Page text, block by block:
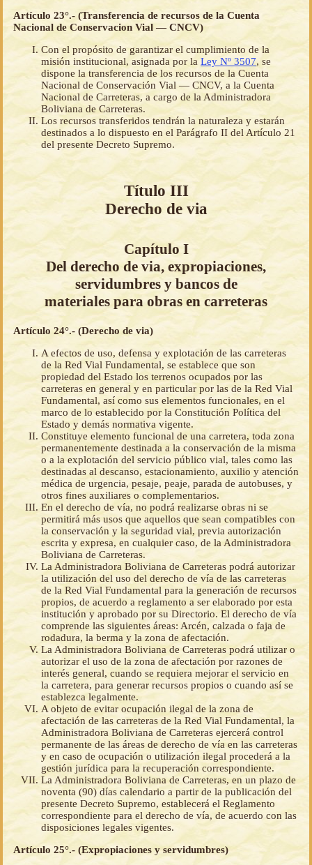
Artículo 23°.- (Transferencia de recursos de la Cuenta
Nacional de Conservacion Vial — CNCV)
Con el propósito de garantizar el cumplimiento de la
misión institucional, asignada por la Ley Nº 3507, se
dispone la transferencia de los recursos de la Cuenta
Nacional de Conservación Vial — CNCV, a la Cuenta
Nacional de Carreteras, a cargo de la Administradora
Boliviana de Carreteras.
Los recursos transferidos tendrán la naturaleza y estarán
destinados a lo dispuesto en el Parágrafo II del Artículo 21
del presente Decreto Supremo.
Título III
Derecho de via
Capítulo I
Del derecho de via, expropiaciones,
servidumbres y bancos de
materiales para obras en carreteras
Artículo 24°.- (Derecho de via)
A efectos de uso, defensa y explotación de las carreteras
de la Red Vial Fundamental, se establece que son
propiedad del Estado los terrenos ocupados por las
carreteras en general y en particular por las de la Red Vial
Fundamental, así como sus elementos funcionales, en el
marco de lo establecido por la Constitución Política del
Estado y demás normativa vigente.
Constituye elemento funcional de una carretera, toda zona
permanentemente destinada a la conservación de la misma
o a la explotación del servicio público vial, tales como las
destinadas al descanso, estacionamiento, auxilio y atención
médica de urgencia, pesaje, peaje, parada de autobuses, y
otros fines auxiliares o complementarios.
En el derecho de vía, no podrá realizarse obras ni se
permitirá más usos que aquellos que sean compatibles con
la conservación y la seguridad vial, previa autorización
escrita y expresa, en cualquier caso, de la Administradora
Boliviana de Carreteras.
La Administradora Boliviana de Carreteras podrá autorizar
la utilización del uso del derecho de vía de las carreteras
de la Red Vial Fundamental para la generación de recursos
propios, de acuerdo a reglamento a ser elaborado por esta
institución y aprobado por su Directorio. El derecho de vía
comprende las siguientes áreas: Arcén, calzada o faja de
rodadura, la berma y la zona de afectación.
La Administradora Boliviana de Carreteras podrá utilizar o
autorizar el uso de la zona de afectación por razones de
interés general, cuando se requiera mejorar el servicio en
la carretera, para generar recursos propios o cuando así se
establezca legalmente.
A objeto de evitar ocupación ilegal de la zona de
afectación de las carreteras de la Red Vial Fundamental, la
Administradora Boliviana de Carreteras ejercerá control
permanente de las áreas de derecho de vía en las carreteras
y en caso de ocupación o utilización ilegal procederá a la
gestión jurídica para la recuperación correspondiente.
La Administradora Boliviana de Carreteras, en un plazo de
noventa (90) días calendario a partir de la publicación del
presente Decreto Supremo, establecerá el Reglamento
correspondiente para el derecho de vía, de acuerdo con las
disposiciones legales vigentes.
Artículo 25°.- (Expropiaciones y servidumbres)